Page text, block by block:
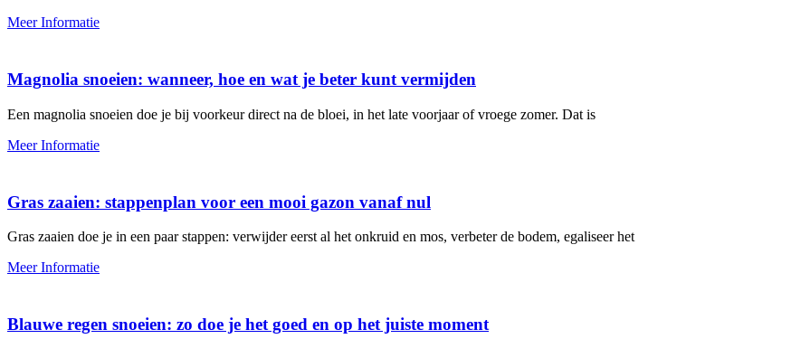
Meer Informatie
Magnolia snoeien: wanneer, hoe en wat je beter kunt vermijden
Een magnolia snoeien doe je bij voorkeur direct na de bloei, in het late voorjaar of vroege zomer. Dat is
Meer Informatie
Gras zaaien: stappenplan voor een mooi gazon vanaf nul
Gras zaaien doe je in een paar stappen: verwijder eerst al het onkruid en mos, verbeter de bodem, egaliseer het
Meer Informatie
Blauwe regen snoeien: zo doe je het goed en op het juiste moment